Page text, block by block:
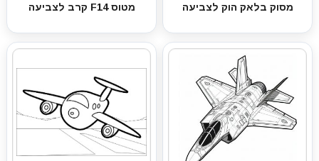
מסוק בלאק הוק לצביעה מטוס F14 קרב לצביעה